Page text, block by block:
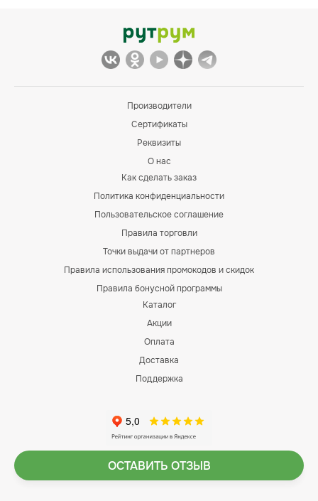
Производители
Сертификаты
Реквизиты
О нас
Как сделать заказ
Политика конфиденциальности
Пользовательское соглашение
Правила торговли
Точки выдачи от партнеров
Правила использования промокодов и скидок
Правила бонусной программы
Каталог
Акции
Оплата
Доставка
Поддержка
ОСТАВИТЬ ОТЗЫВ